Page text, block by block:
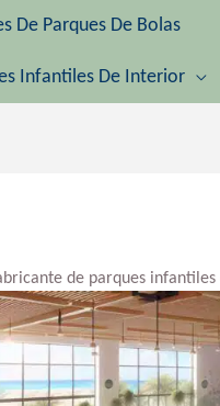
De Parques De Bolas
Infantiles De Interior
de parques